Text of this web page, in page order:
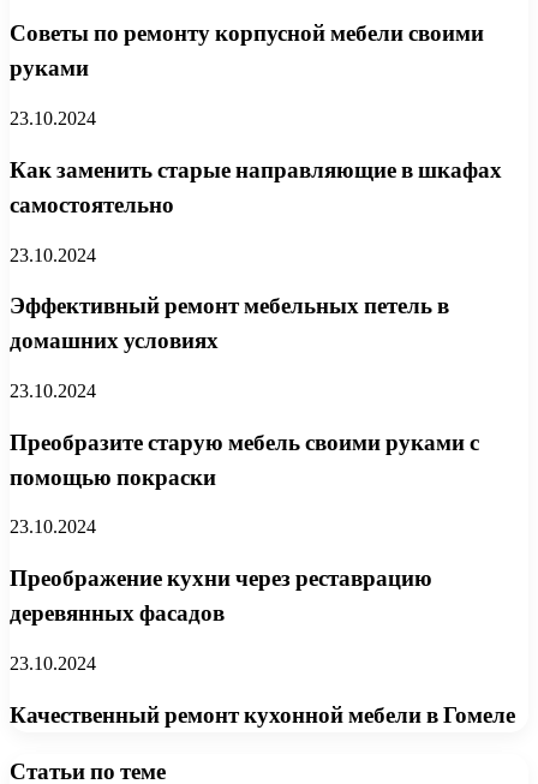
Советы по ремонту корпусной мебели своими
руками
23.10.2024
Как заменить старые направляющие в шкафах
самостоятельно
23.10.2024
Эффективный ремонт мебельных петель в
домашних условиях
23.10.2024
Преобразите старую мебель своими руками с
помощью покраски
23.10.2024
Преображение кухни через реставрацию
деревянных фасадов
23.10.2024
Качественный ремонт кухонной мебели в Гомеле
Статьи по теме